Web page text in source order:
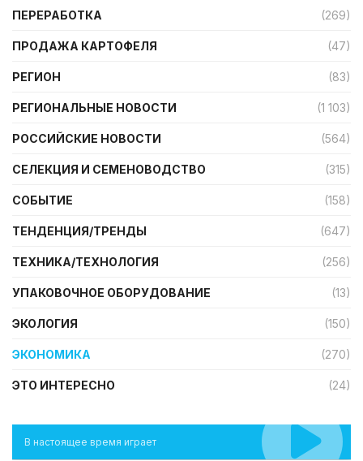
ПЕРЕРАБОТКА (269)
ПРОДАЖА КАРТОФЕЛЯ (47)
РЕГИОН (83)
РЕГИОНАЛЬНЫЕ НОВОСТИ (1 103)
РОССИЙСКИЕ НОВОСТИ (564)
СЕЛЕКЦИЯ И СЕМЕНОВОДСТВО (315)
СОБЫТИЕ (158)
ТЕНДЕНЦИЯ/ТРЕНДЫ (647)
ТЕХНИКА/ТЕХНОЛОГИЯ (256)
УПАКОВОЧНОЕ ОБОРУДОВАНИЕ (13)
ЭКОЛОГИЯ (150)
ЭКОНОМИКА (270)
ЭТО ИНТЕРЕСНО (24)
В настоящее время играет